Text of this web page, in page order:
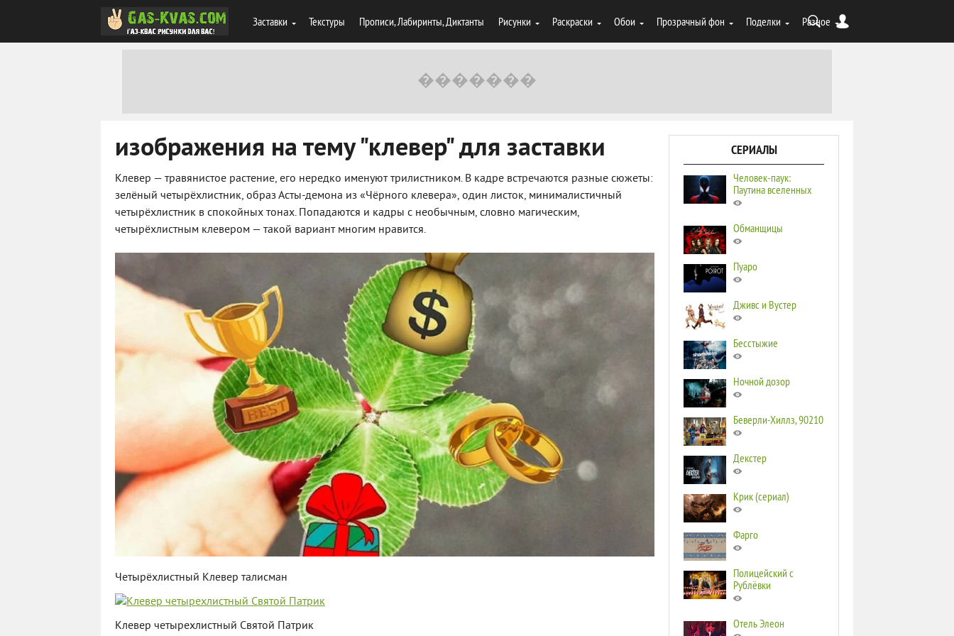
Заставки Текстуры Прописи, Лабиринты, Диктанты Рисунки Раскраски Обои Прозрачный фон Поделки Разное
изображения на тему "клевер" для заставки
Клевер — травянистое растение, его нередко именуют трилистником. В кадре встречаются разные сюжеты:
зелёный четырёхлистник, образ Асты-демона из «Чёрного клевера», один листок, минималистичный
четырёхлистник в спокойных тонах. Попадаются и кадры с необычным, словно магическим,
четырёхлистным клевером — такой вариант многим нравится.
Четырёхлистный Клевер талисман
Клевер четырехлистный Святой Патрик
СЕРИАЛЫ
Человек-паук:
Паутина вселенных
Обманщицы
Пуаро
Дживс и Вустер
Бесстыжие
Ночной дозор
Беверли-Хиллз, 90210
Декстер
Крик (сериал)
Фарго
Полицейский с
Рублёвки
Отель Элеон